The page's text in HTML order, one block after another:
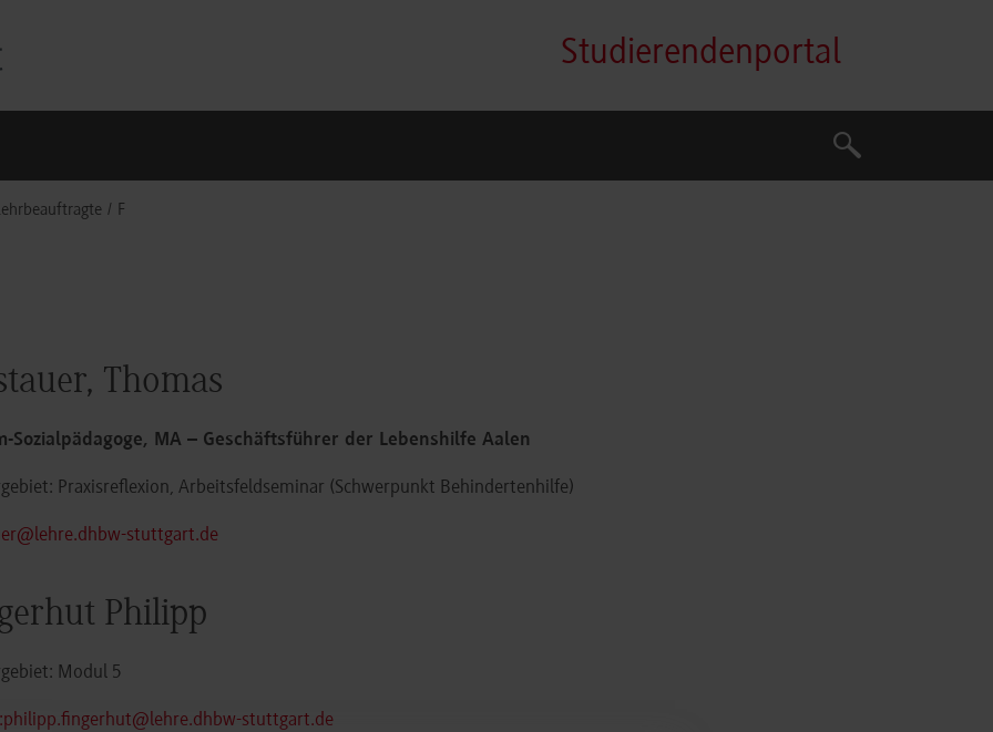
Studierendenportal
Suche
Suche
F
Thomas
Sozialpädagoge, MA – Geschäftsführer der Lebenshilfe Aalen
Praxisreflexion, Arbeitsfeldseminar (Schwerpunkt Behindertenhilfe)
stuttgart.de
Philipp
Modul 5
stuttgart.de